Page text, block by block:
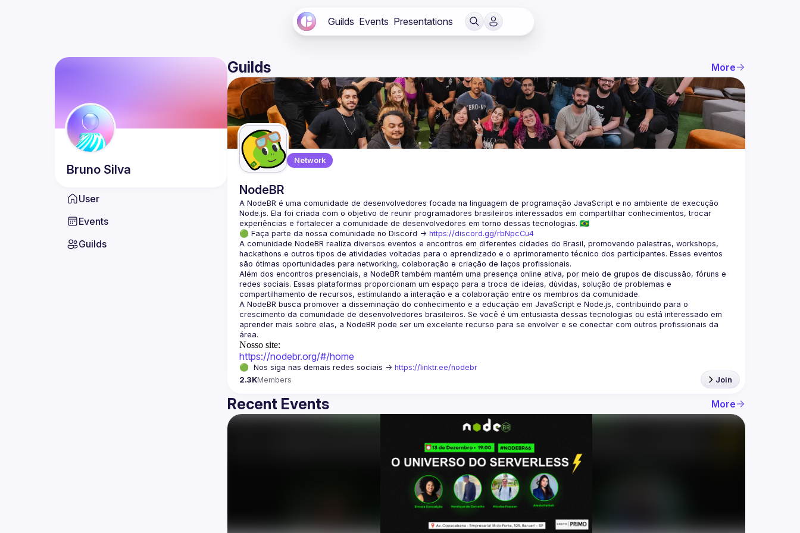
Guilds Events Presentations
Bruno Silva
User
Events
Guilds
Guilds More
Network
NodeBR
A NodeBR é uma comunidade de desenvolvedores focada na linguagem de programação JavaScript e no ambiente de execução
Node.js. Ela foi criada com o objetivo de reunir programadores brasileiros interessados em compartilhar conhecimentos, trocar
🟢 Faça parte da nossa comunidade no Discord -> https://discord.gg/rbNpcCu4
A comunidade NodeBR realiza diversos eventos e encontros em diferentes cidades do Brasil, promovendo palestras, workshops,
hackathons e outros tipos de atividades voltadas para o aprendizado e o aprimoramento técnico dos participantes. Esses eventos
Além dos encontros presenciais, a NodeBR também mantém uma presença online ativa, por meio de grupos de discussão, fóruns e
redes sociais. Essas plataformas proporcionam um espaço para a troca de ideias, dúvidas, solução de problemas e
A NodeBR busca promover a disseminação do conhecimento e a educação em JavaScript e Node.js, contribuindo para o
crescimento da comunidade de desenvolvedores brasileiros. Se você é um entusiasta dessas tecnologias ou está interessado em
aprender mais sobre elas, a NodeBR pode ser um excelente recurso para se envolver e se conectar com outros profissionais da
Nosso site:
https://nodebr.org/#/home
🟢  Nos siga nas demais redes sociais -> https://linktr.ee/nodebr
2.3KMembers Join
Recent Events More